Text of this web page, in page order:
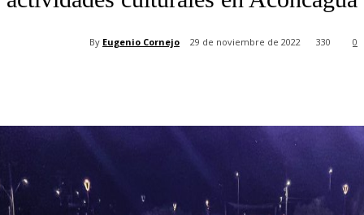
By Eugenio Cornejo 29 de noviembre de 2022 0
330